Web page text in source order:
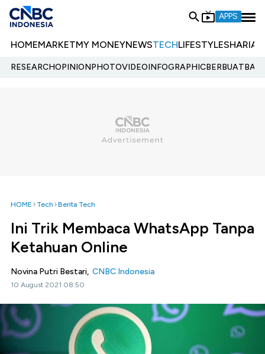
APPS
HOMEMARKETMY MONEYNEWSTECHLIFESTYLESHARIA
RESEARCHOPINIONPHOTOVIDEOINFOGRAPHIC
HOME Tech Berita Tech
Ini Trik Membaca WhatsApp Tanpa
Ketahuan Online
Novina Putri Bestari, CNBC Indonesia
10 August 2021 08:50